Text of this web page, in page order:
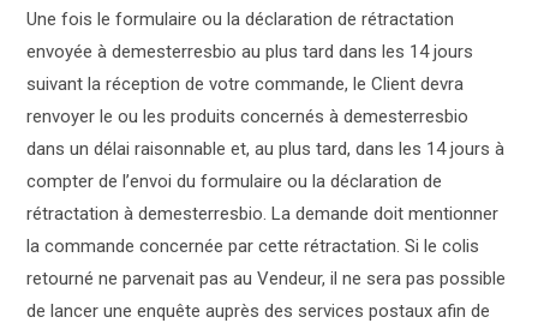
Une fois le formulaire ou la déclaration de rétractation
envoyée à demesterresbio au plus tard dans les 14 jours
suivant la réception de votre commande, le Client devra
renvoyer le ou les produits concernés à demesterresbio
dans un délai raisonnable et, au plus tard, dans les 14 jours à
compter de l’envoi du formulaire ou la déclaration de
rétractation à demesterresbio. La demande doit mentionner
la commande concernée par cette rétractation. Si le colis
retourné ne parvenait pas au Vendeur, il ne sera pas possible
de lancer une enquête auprès des services postaux afin de